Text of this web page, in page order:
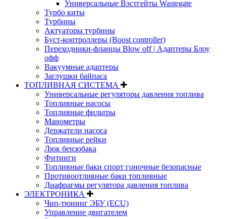
Универсальные Вэстгейты Wastegate
Турбо киты
Турбины
Актуаторы турбины
Буст-контроллеры (Boost controller)
Переходники-фланцы Blow off | Адаптеры Блоу
офф
Вакуумные адаптеры
Заглушки байпаса
ТОПЛИВНАЯ СИСТЕМА
Универсальные регуляторы давления топлива
Топливные насосы
Топливные фильтры
Манометры
Держатели насоса
Топливные рейки
Люк бензобака
Фитинги
Топливные баки спорт гоночные безопасные
Противоотливные баки топливные
Диафрагмы регулятора давления топлива
ЭЛЕКТРОНИКА
Чип-тюнинг ЭБУ (ECU)
Управление двигателем